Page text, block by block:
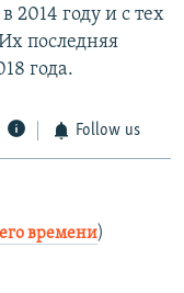
году и с тех
последняя
года.
Follow us
времени)